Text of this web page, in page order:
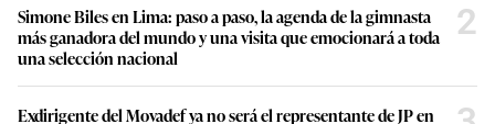
Simone Biles en Lima: paso a paso, la agenda de la gimnasta
más ganadora del mundo y una visita que emocionará a toda
una selección nacional
2
Exdirigente del Movadef ya no será el representante de JP en